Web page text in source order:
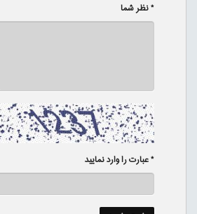
* نظر شما
* عبارت را وارد نمایید